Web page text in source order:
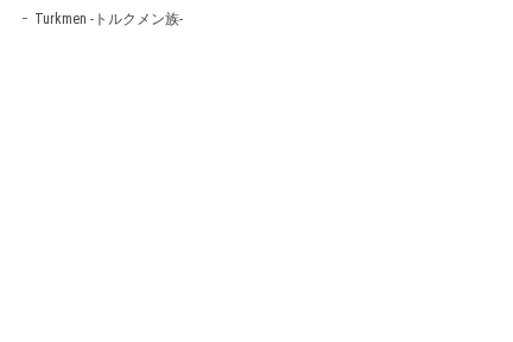
Turkmen -トルクメン族-